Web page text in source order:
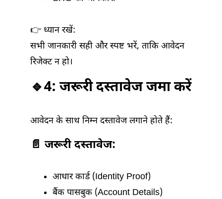
👉 ध्यान रखें:
सभी जानकारी सही और स्पष्ट भरें, ताकि आवेदन
रिजेक्ट न हो।
🔹4: जरूरी दस्तावेज जमा करें
आवेदन के साथ निम्न दस्तावेज लगाने होते हैं:
📄 जरूरी दस्तावेज:
आधार कार्ड (Identity Proof)
बैंक पासबुक (Account Details)